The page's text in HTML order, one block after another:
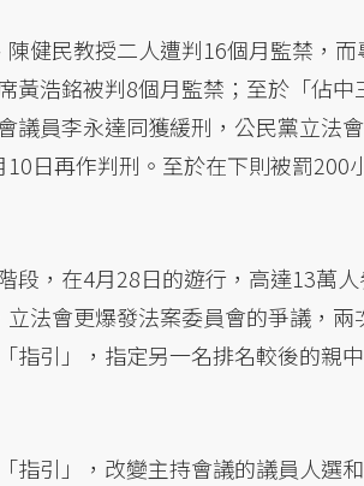
陳健民教授二人遭判16個月監禁，而
黃浩銘被判8個月監禁；至於「佔中
議員李永達同獲緩刑，公民黨立法會
日再作判刑。至於在下則被罰200
段，在4月28日的遊行，高達13萬
法會更爆發法案委員會的爭議，兩
指引」，指定另一名排名較後的親中
指引」，改變主持會議的議員人選和